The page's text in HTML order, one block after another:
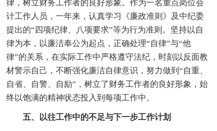
律，树立财务工作者的良好形象。作为一名重点岗位会
计工作人员，一年来，认真学习《廉政准则》及中纪委
提出的“四项纪律、八项要求”等为行为准则。坚持以自
律为本，以廉洁奉公为起点，正确处理“自律”与“他
律”的关系，在实际工作中严格遵守法纪，时刻以反面教
材警示自己，不断强化廉洁自律意识，努力做到“自重、
自省、自警、自励”，树立了财务工作者的良好形象，始
终以饱满的精神状态投入到每项工作中。
五、以往工作中的不足与下一步工作计划